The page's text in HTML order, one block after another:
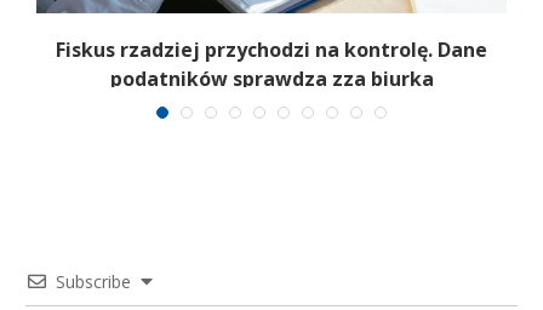
Fiskus rzadziej przychodzi na kontrolę. Dane
podatników sprawdza zza biurka
Subscribe